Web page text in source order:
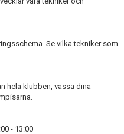
Se vilka tekniker som
hela klubben, vässa dina
- 13:00